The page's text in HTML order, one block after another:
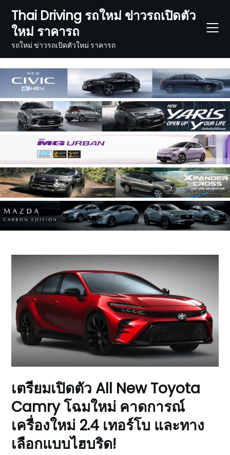
content
Thai Driving รถใหม่ ข่าวรถเปิดตัว
ใหม่ ราคารถ
รถใหม่ ข่าวรถเปิดตัวใหม่ ราคารถ
เตรียมเปิดตัว All New Toyota
Camry โฉมใหม่ คาดการณ์
เครื่องใหม่ 2.4 เทอร์โบ และทาง
เลือกแบบไฮบริด!